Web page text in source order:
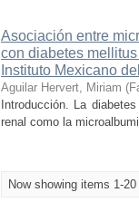
Asociación entre
con diabetes
Instituto Mexicano
Aguilar Hervert, Miriam (
Introducción. La
renal como la
Now showing items 1-